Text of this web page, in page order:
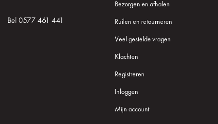
Bel 0577 461 441
Bezorgen en afhalen
Ruilen en retourneren
Veel gestelde vragen
Klachten
Registreren
Inloggen
Mijn account